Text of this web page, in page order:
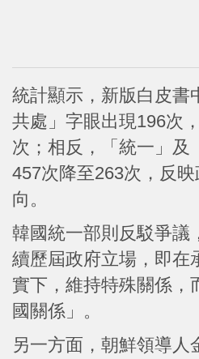
統計顯示，新版白皮書
共處」字眼出現196次
次；相反，「統一」及
457次降至263次，反
向。
韓國統一部則反駁爭議
續歷屆政府立場，即在
實下，維持特殊關係，
國關係」。
另一方面，朝鮮領導人